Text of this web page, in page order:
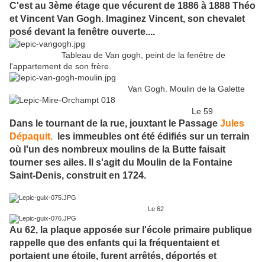
C'est au 3ème étage que vécurent de 1886 à 1888 Théo
et Vincent Van Gogh. Imaginez Vincent, son chevalet
posé devant la fenêtre ouverte....
Tableau de Van gogh, peint de la fenêtre de
l'appartement de son frère.
Van Gogh. Moulin de la Galette
Le 59
Dans le tournant de la rue, jouxtant le Passage Jules
Dépaquit.
les immeubles ont été édifiés sur un terrain
où l'un des nombreux moulins de la Butte faisait
tourner ses ailes. Il s'agit du Moulin de la Fontaine
Saint-Denis, construit en 1724.
Le 62
Au 62, la plaque apposée sur l'école primaire publique
rappelle que des enfants qui la fréquentaient et
portaient une étoile, furent arrêtés, déportés et